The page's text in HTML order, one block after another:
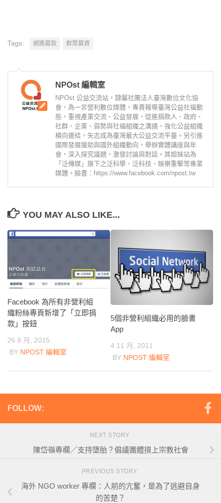
Tags: 網路募款 群眾募資
NPOst 編輯室
NPOst 公益交流站，隸屬社團法人臺灣數位文化協
會，為一非營利數位媒體，專責報導臺灣公益社福動
態，重視產業交流、公益發展，促進捐款人、政府、
社群、企業、弱勢與社福組織之溝通，強化公益組織
橫向連結，矢志成為臺灣最大公益交流平臺。另引進
國際發展援助與國外組織動向，舉辦實體講座與年
會，深入探究議題，激發討論與對話。其姐妹站為
「泛傳媒」旗下之泛科學、泛科技、娛樂重擊等專業
媒體。臉書：https://www.facebook.com/npost.tw
YOU MAY ALSO LIKE...
Facebook 為所有非營利組
織粉絲專頁新增了「立即捐
款」按鈕
26 8 月, 2015
BY NPOST 編輯室
5個非營利組織必用的臉書
App
4 11 月, 2011
BY NPOST 編輯室
FOLLOW:
NEXT STORY
陳岱嶺專欄／支持墮胎？倡議團體摃上宗教社會
PREVIOUS STORY
海外 NGO worker 專欄：人前的亢奮，是為了逃避自身
的苦楚？